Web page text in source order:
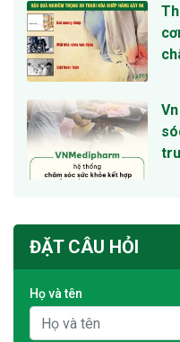
ĐẶT CÂU HỎI
Họ và tên